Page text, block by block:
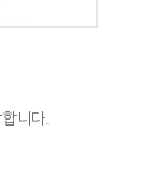
니다.